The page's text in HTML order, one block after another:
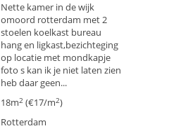
Nette kamer in de wijk
omoord rotterdam met 2
stoelen koelkast bureau
hang en ligkast,bezichteging
op locatie met mondkapje
foto s kan ik je niet laten zien
heb daar geen...
18m2 (€17/m2)
Rotterdam